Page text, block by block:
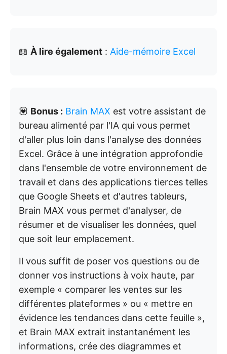
📖 À lire également : Aide-mémoire Excel
💟 Bonus : Brain MAX est votre assistant de
bureau alimenté par l'IA qui vous permet
d'aller plus loin dans l'analyse des données
Excel. Grâce à une intégration approfondie
dans l'ensemble de votre environnement de
travail et dans des applications tierces telles
que Google Sheets et d'autres tableurs,
Brain MAX vous permet d'analyser, de
résumer et de visualiser les données, quel
que soit leur emplacement.
Il vous suffit de poser vos questions ou de
donner vos instructions à voix haute, par
exemple « comparer les ventes sur les
différentes plateformes » ou « mettre en
évidence les tendances dans cette feuille »,
et Brain MAX extrait instantanément les
informations, crée des diagrammes et